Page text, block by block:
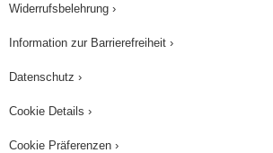
Widerrufsbelehrung ›
Information zur Barrierefreiheit ›
Datenschutz ›
Cookie Details ›
Cookie Präferenzen ›